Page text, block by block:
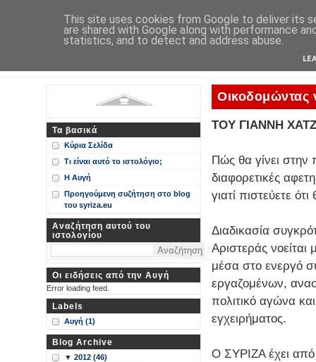
Ιστολόγιο Διαλόγου για
Περί ΣΥΝ, ΣΥΡΙΖΑ και ευρωεκλογικού αποτελέσματος:
Οικοδομώντας
ΤΟΥ ΓΙΑΝΝΗ
Πώς θα γίνει στην
διαφορετικές
γιατί πιστεύετε
Διαδικασία
Αριστεράς
μέσα στο ενεργό
εργαζομένων,
πολιτικό αγώνα
εγχειρήματος.
Ο ΣΥΡΙΖΑ έχει από
Τα βασικά
Κύρια Σελίδα
Τι είναι αυτό το ιστολόγιο;
Η Αυγή
Προηγούμενη συζήτηση στο blog
του syriza.eu
Αναζήτηση αυτού του
ιστολογίου
Οι ειδήσεις από την Αυγή
Error loading feed.
Labels
Αυγή (1)
Blog Archive
▼ 2012 (46)
This site uses cookies from Google to deliver its
are shared with Google along with performance
statistics, and to detect and address abuse.